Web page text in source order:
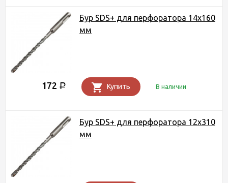
Бур SDS+ для перфоратора 14х160
мм
172 Р Купить В наличии
Бур SDS+ для перфоратора 12х310
мм